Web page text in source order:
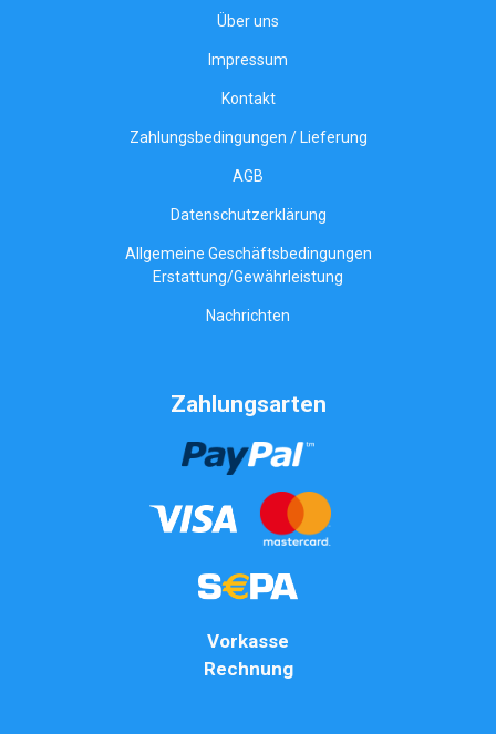
Über uns
Impressum
Kontakt
Zahlungsbedingungen / Lieferung
AGB
Datenschutzerklärung
Allgemeine Geschäftsbedingungen
Erstattung/Gewährleistung
Nachrichten
Zahlungsarten
Vorkasse
Rechnung